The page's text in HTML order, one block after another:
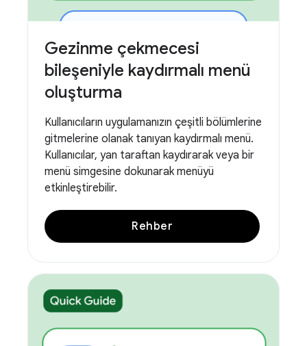
Gezinme çekmecesi
bileşeniyle kaydırmalı menü
oluşturma
Kullanıcıların uygulamanızın çeşitli bölümlerine
gitmelerine olanak tanıyan kaydırmalı menü.
Kullanıcılar, yan taraftan kaydırarak veya bir
menü simgesine dokunarak menüyü
etkinleştirebilir.
Rehber